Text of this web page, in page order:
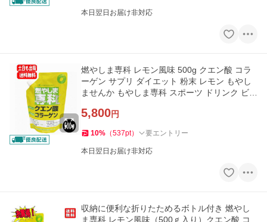
本日翌日お届け非対応
燃やしま専科 レモン風味 500g クエン酸 コラ
ーゲン サプリ ダイエット 粉末 レモン もやし
ませんか もやしま専科 スポーツ ドリンク ビタ
5,800円
10% （537pt） 要エントリー
本日翌日お届け非対応
収納に便利な折りたためるボトル付き 燃やし
ま専科 レモン風味（500ｇ入り）クエン酸 コ